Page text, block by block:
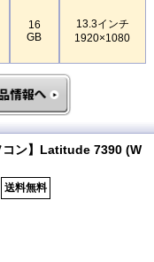
16
GB
13.3インチ
1920×1080
コン】Latitude 7390 (W
送料無料